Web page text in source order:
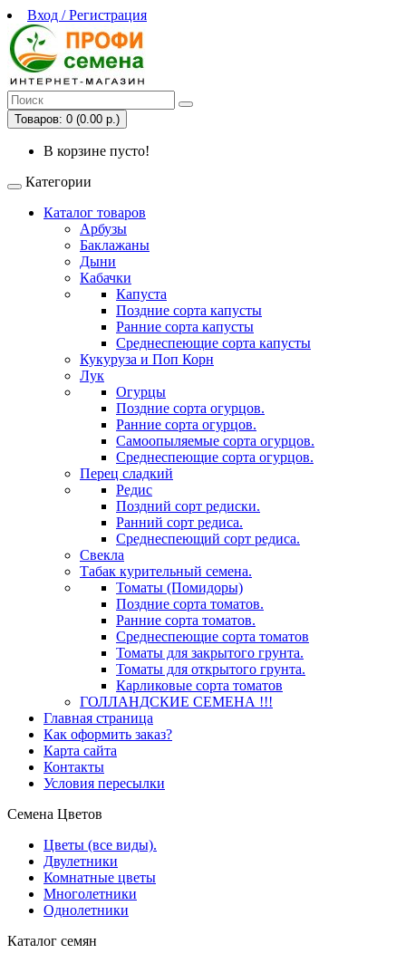
Вход / Регистрация
Товаров: 0 (0.00 р.)
В корзине пусто!
Категории
Каталог товаров
Арбузы
Баклажаны
Дыни
Кабачки
Капуста
Поздние сорта капусты
Ранние сорта капусты
Среднеспеющие сорта капусты
Кукуруза и Поп Корн
Лук
Огурцы
Поздние сорта огурцов.
Ранние сорта огурцов.
Самоопыляемые сорта огурцов.
Среднеспеющие сорта огурцов.
Перец сладкий
Редис
Поздний сорт редиски.
Ранний сорт редиса.
Среднеспеющий сорт редиса.
Свекла
Табак курительный семена.
Томаты (Помидоры)
Поздние сорта томатов.
Ранние сорта томатов.
Среднеспеющие сорта томатов
Томаты для закрытого грунта.
Томаты для открытого грунта.
Карликовые сорта томатов
ГОЛЛАНДСКИЕ СЕМЕНА !!!
Главная страница
Как оформить заказ?
Карта сайта
Контакты
Условия пересылки
Семена Цветов
Цветы (все виды).
Двулетники
Комнатные цветы
Многолетники
Однолетники
Каталог семян